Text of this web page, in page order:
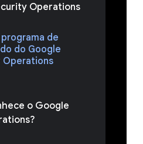
Operations
de
do Google
Operations
o Google